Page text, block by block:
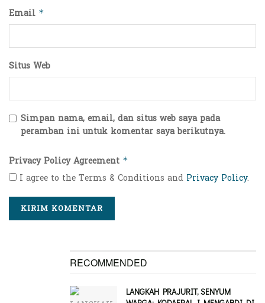
Email *
Situs Web
Simpan nama, email, dan situs web saya pada
peramban ini untuk komentar saya berikutnya.
Privacy Policy Agreement *
I agree to the Terms & Conditions and Privacy Policy.
RECOMMENDED
‎LANGKAH PRAJURIT, SENYUM